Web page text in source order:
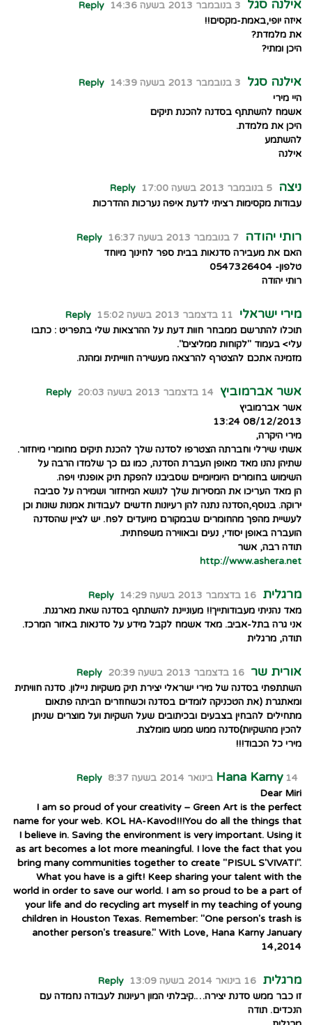
אילנה סגל 3 בנובמבר 2013 בשעה 14:36
Reply
איזה יופי,באמת-מקסים!!
את מלמדת?
היכן ומתי?
אילנה סגל 3 בנובמבר 2013 בשעה 14:39
Reply
היי מירי
אשמח להשתתף בסדנה להכנת תיקים
היכן את מלמדת.
להשתמע
אילנה
ניצה 5 בנובמבר 2013 בשעה 17:00
Reply
עבודות מקסימות רציתי לדעת איפה נערכות ההדרכות
רותי יהודה 7 בנובמבר 2013 בשעה 16:37
Reply
האם את מעבירה סדנאות בבית ספר לחינוך מיוחד
טלפון- 0547326404
רותי יהודה
מירי ישראלי 11 בדצמבר 2013 בשעה 15:02
Reply
תוכלו להתרשם ממבחר חוות דעת על ההרצאות שלי בתפריט : כתבו
עלי> בעמוד "לקוחות ממליצים".
מזמינה אתכם להצטרף להרצאה מעשירה חווייתית ומהנה.
אשר אברמוביץ 14 בדצמבר 2013 בשעה 20:03
Reply
אשר אברמוביץ
08/12/2013 13:24
מירי היקרה,
אשתי שירלי וחברתה הצטרפו לסדנה שלך להכנת תיקים מחומרי מיחזור.
שתיהן נהנו מאד מאופן העברת הסדנה, כמו גם כך שלמדו הרבה על
השימוש בחומרים היומיומיים שסביבנו להפקת תיק אופנתי ויפה.
הן מאד העריכו את המסירות שלך לנושא המיחזור ושמירה על סביבה
ירוקה. בנוסף,הסדנה נתנה להן רעיונות חדשים לעבודות אמנות שונות וכן
לעשיית מהפך מהחומרים שבמקורם מיועדים לפח. יש לציין שהסדנה
הועברה באופן יסודי, נעים ובאווירה משפחתית.
תודה רבה, אשר
http://www.ashera.net
מרגלית 16 בדצמבר 2013 בשעה 14:29
Reply
מאד נהניתי מעבודותייך!! מעוניינת להשתתף בסדנה שאת מארגנת.
אני גרה בתל-אביב. מאד אשמח לקבל מידע על סדנאות באזור המרכז.
תודה, מרגלית
אורית שר 16 בדצמבר 2013 בשעה 20:39
Reply
השתתפתי בסדנה של מירי ישראלי יצירת תיק משקיות ניילון. סדנה חוויתית
ומאתגרת (את הטכניקה לומדים בסדנה וכשחוזרים הביתה פתאום
מתחילים להבחין בצבעים ובכיתובים שעל השקיות ועל מוצרים שניתן
להכין מהשקיות)סדנה ממש ממש מומלצת.
מירי כל הכבוד!!!
Hana Karny 14 בינואר 2014 בשעה 8:37
Reply
Dear Miri
I am so proud of your creativity – Green Art is the perfect
name for your web. KOL HA-Kavod!!!You do all the things that
I believe in. Saving the environment is very important. Using it
as art becomes a lot more meaningful. I love the fact that you
bring many communities together to create "PISUL S'VIVATI".
What you have is a gift! Keep sharing your talent with the
world in order to save our world. I am so proud to be a part of
your life and do recycling art myself in my teaching of young
children in Houston Texas. Remember: "One person's trash is
another person's treasure." With Love, Hana Karny January
14,2014
מרגלית 16 בינואר 2014 בשעה 13:09
Reply
זו כבר ממש סדנת יצירה….קיבלתי המון רעיונות לעבודה נחמדה עם
הנכדים. תודה